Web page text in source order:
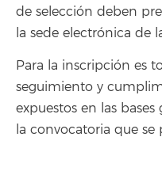
de selección deben
la sede electrónica de
Para la inscripción es
seguimiento y
expuestos en las
la convocatoria que